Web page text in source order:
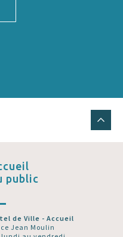
public
de Ville - Accueil
Jean Moulin